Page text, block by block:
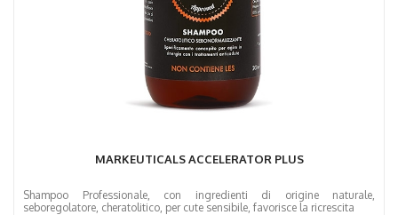
MARKEUTICALS ACCELERATOR PLUS
Shampoo Professionale, con ingredienti di origine naturale,
seboregolatore, cheratolitico, per cute sensibile, favorisce la ricrescita